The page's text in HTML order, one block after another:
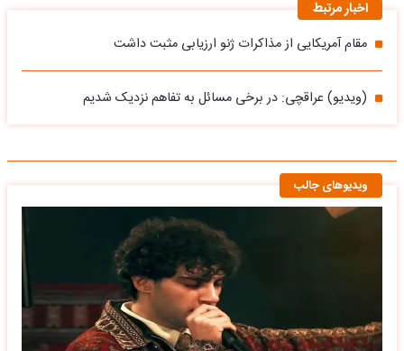
اخبار مرتبط
مقام آمریکایی از مذاکرات ژنو ارزیابی مثبت داشت
(ویدیو) عراقچی: در برخی مسائل به تفاهم نزدیک شدیم
ویدیوهای جالب